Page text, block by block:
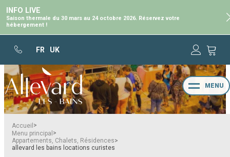
INFO LIVE
Saison thermale du 30 mars au 24 octobre 2026. Réservez votre
hébergement !
FR UK
MENU
Accueil >
Menu principal >
Appartements, Chalets, Résidences>
allevard les bains locations curistes